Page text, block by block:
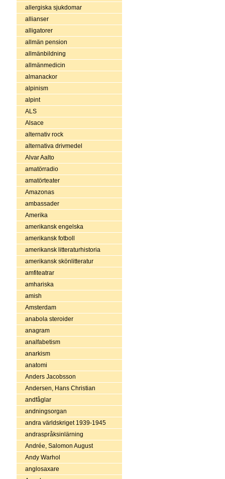
allergiska sjukdomar
allianser
alligatorer
allmän pension
allmänbildning
allmänmedicin
almanackor
alpinism
alpint
ALS
Alsace
alternativ rock
alternativa drivmedel
Alvar Aalto
amatörradio
amatörteater
Amazonas
ambassader
Amerika
amerikansk engelska
amerikansk fotboll
amerikansk litteraturhistoria
amerikansk skönlitteratur
amfiteatrar
amhariska
amish
Amsterdam
anabola steroider
anagram
analfabetism
anarkism
anatomi
Anders Jacobsson
Andersen, Hans Christian
andfåglar
andningsorgan
andra världskriget 1939-1945
andraspråksinlärning
Andrée, Salomon August
Andy Warhol
anglosaxare